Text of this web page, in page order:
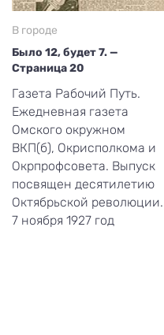
В городе
Было 12, будет 7. —
Страница 20
Газета Рабочий Путь.
Ежедневная газета
Омского окружном
ВКП(б), Окрисполкома и
Окрпрофсовета. Выпуск
посвящен десятилетию
Октябрьской революции.
7 ноября 1927 год